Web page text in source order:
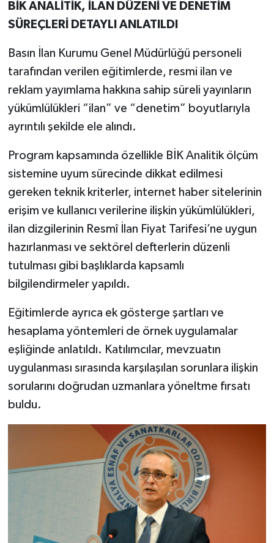
BİK ANALİTİK, İLAN DÜZENİ VE DENETİM
SÜREÇLERİ DETAYLI ANLATILDI
Basın İlan Kurumu Genel Müdürlüğü personeli
tarafından verilen eğitimlerde, resmi ilan ve
reklam yayımlama hakkına sahip süreli yayınların
yükümlülükleri “ilan” ve “denetim” boyutlarıyla
ayrıntılı şekilde ele alındı.
Program kapsamında özellikle BİK Analitik ölçüm
sistemine uyum sürecinde dikkat edilmesi
gereken teknik kriterler, internet haber sitelerinin
erişim ve kullanıcı verilerine ilişkin yükümlülükleri,
ilan dizgilerinin Resmî İlan Fiyat Tarifesi’ne uygun
hazırlanması ve sektörel defterlerin düzenli
tutulması gibi başlıklarda kapsamlı
bilgilendirmeler yapıldı.
Eğitimlerde ayrıca ek gösterge şartları ve
hesaplama yöntemleri de örnek uygulamalar
eşliğinde anlatıldı. Katılımcılar, mevzuatın
uygulanması sırasında karşılaşılan sorunlara ilişkin
sorularını doğrudan uzmanlara yöneltme fırsatı
buldu.